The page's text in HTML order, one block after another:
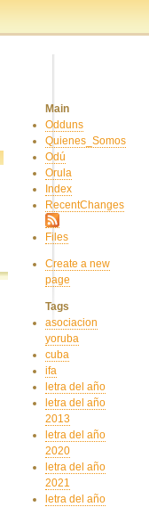
Main
Odduns
Quienes_Somos
Odú
Orula
Index
RecentChanges
Files
Create a new
page
Tags
asociacion
yoruba
cuba
ifa
letra del año
letra del año
2013
letra del año
2020
letra del año
2021
letra del año